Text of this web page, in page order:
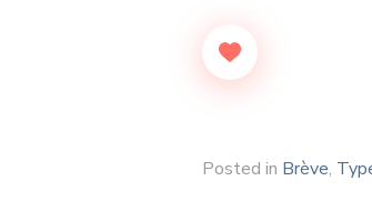
Posted in Brève,